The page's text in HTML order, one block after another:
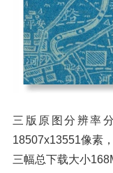
三版原图分辨率
18507x13551像素
三幅总下载大小